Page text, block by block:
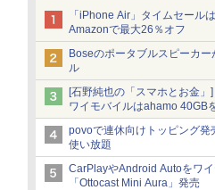
「iPhone Air」タイムセール
Amazonで最大26％オフ
Boseのポータブルスピーカ
ル
[石野純也の「スマホとお金」]
ワイモバイルはahamo
身向け「超おトク割」の安さ
点
povoで連休向けトッピング発
使い放題
CarPlayやAndroid Autoをワ
「Ottocast Mini Aura」発売